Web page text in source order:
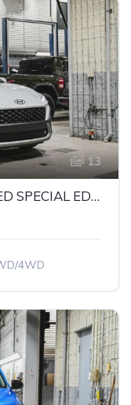
13
2022 Hyundai Kona PREFERRED SPECIAL EDITION
4WD